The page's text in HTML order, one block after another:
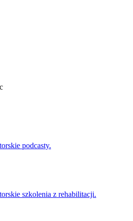
podcasty.
szkolenia z rehabilitacji.